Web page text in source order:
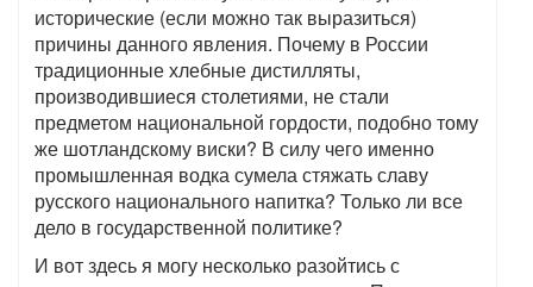
исторические (если можно так выразиться)
причины данного явления. Почему в России
традиционные хлебные дистилляты,
производившиеся столетиями, не стали
предметом национальной гордости, подобно тому
же шотландскому виски? В силу чего именно
промышленная водка сумела стяжать славу
русского национального напитка? Только ли все
дело в государственной политике?
И вот здесь я могу несколько разойтись с